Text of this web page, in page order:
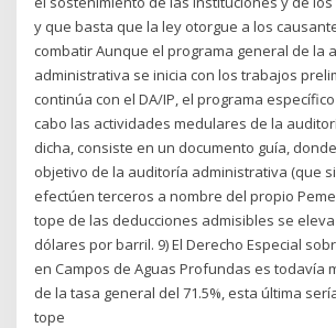
y que basta que la ley otorgue a los
combatir Aunque el programa general de la
administrativa se inicia con los trabajos
continúa con el DA/IP, el programa
cabo las actividades medulares de la
dicha, consiste en un documento guía,
objetivo de la auditoría administrativa (que
efectúen terceros a nombre del propio
tope de las deducciones admisibles se eleva
dólares por barril. 9) El Derecho Especial
en Campos de Aguas Profundas es todavía
de la tasa general del 71.5%, esta última
tope